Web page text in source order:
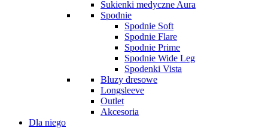
Sukienki medyczne Aura
Spodnie
Spodnie Soft
Spodnie Flare
Spodnie Prime
Spodnie Wide Leg
Spodenki Vista
Bluzy dresowe
Longsleeve
Outlet
Akcesoria
Dla niego